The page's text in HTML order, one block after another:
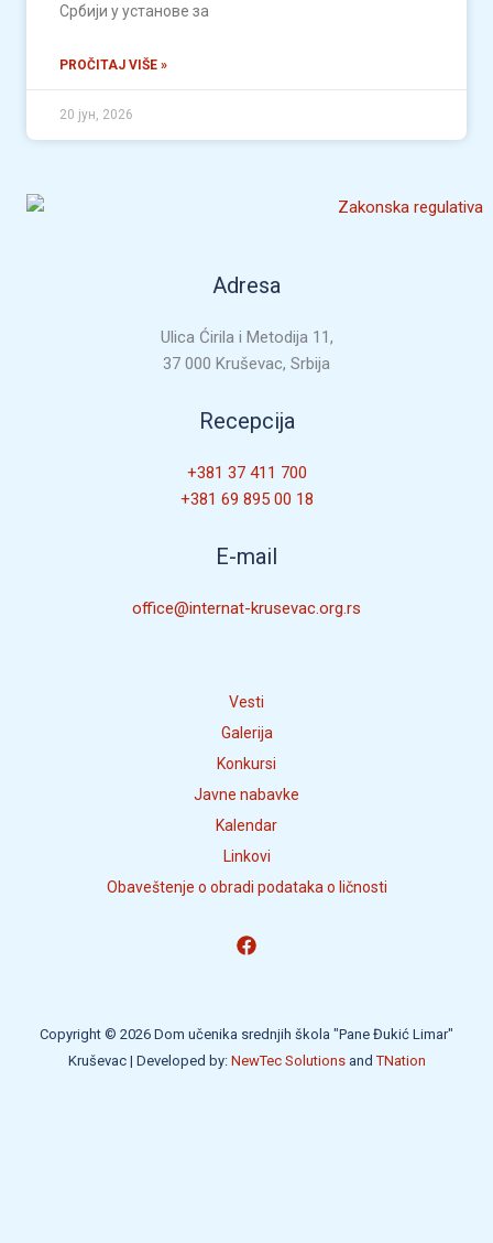
Србији у установе за
PROČITAJ VIŠE »
20 јун, 2026
Adresa
Ulica Ćirila i Metodija 11,
37 000 Kruševac, Srbija
Recepcija
+381 37 411 700
+381 69 895 00 18
E-mail
office@internat-krusevac.org.rs
Vesti
Galerija
Konkursi
Javne nabavke
Kalendar
Linkovi
Obaveštenje o obradi podataka o ličnosti
Copyright © 2026 Dom učenika srednjih škola "Pane Đukić Limar"
Kruševac | Developed by: NewTec SolutionsandTNation